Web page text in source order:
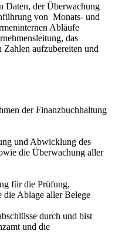
Daten, der Überwachung
von Monats- und
Abläufe
das
Zahlen aufzubereiten und
der Finanzbuchhaltung
und Abwicklung des
die Überwachung aller
für die Prüfung,
Ablage aller Belege
durch und bist
und die